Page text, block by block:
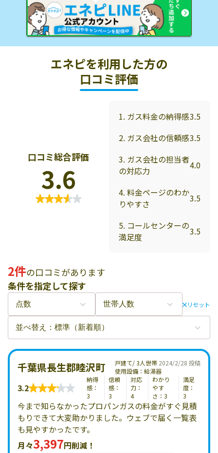
エネピを利用した方の
口コミ評価
口コミ総合評価
3.6
1. ガス料金の納得感3.5
2. ガス会社の信頼感3.5
3. ガス会社の担当者
の対応力
4.0
4. 料金ページのわか
りやすさ
3.5
5. コールセンターの
満足度
3.5
2件の口コミがあります
条件を指定して探す
リセット
2024/2/28 投稿
千葉県長生郡睦沢町
戸建て/ 3人世帯
使用設備：給湯器
3.2
納得
感：
3
信頼
感：
3
対応
力：
4
わかり
やす
さ：3
満足
度：
3
今まで知らなかったプロパンガスの料金がすぐ見積
もりできて大変助かりました。ウェブで届く一覧表
も見やすかったです。
月々3,397円削減！